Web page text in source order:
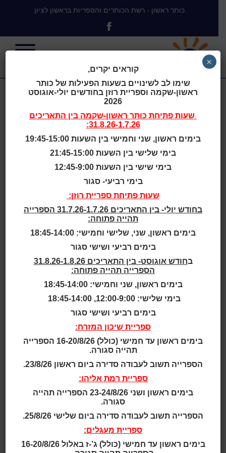
כותר ראשון - רשת הכותרים והספריות בראשון לציון
אירועים
ופעילויות
שעת סיפור יוגה – יוגה ושיאצו
ובמשחק>לבני 5 - 6
שעת סיפור יוגה – יוגה
בסיפור, בצליל ובמשחק
אוגוסט 2026
שישי
קוראים יקרים,
שימו לב לשינויים בשעות הפעילות של כותר
ראשון-שקמה וספריית רוזן בחודשים יולי-אוגוסט
2026
שעות פתיחת כותר ראשון-שקמה בין התאריכים
31.8.26-1.7.26:
בימים ראשון, שני וחמישי בין השעות 19:45-15:00
בימי שלישי בין השעות 21:45-15:00
בימי שישי בין השעות 12:45-9:00
בימי רביעי- סגור
שעות פתיחת ספריית רוזן:
בחודש יולי- בין התאריכים 31.7.26-1.7.26 הספרייה
תהייה פתוחה:
בימים ראשון, שני, שלישי וחמישי: 18:45-14:00
בימים רביעי ושישי סגור
ב
חודש אוגוסט- בין התאריכים 31.8.26-1.8.26
הספרייה תהייה פתוחה:
בימים ראשון, שני וחמישי: 18:45-14:00
בימי שלישי: 12:00-9:00, 18:45-14:00
בימים רביעי ושישי סגור
ספריית שיכון המזרח:
בימים ראשון עד חמישי (כולל) 16-20/8/26 הספרייה
תהייה סגורה.
הספרייה תשוב לעבודה סדירה ביום ראשון 23/8/26.
ספריית רמת אליהו:
בימים ראשון ושני 23-24/8/26 הספרייה תהייה
סגורה.
הספרייה תשוב לעבודה סדירה ביום שלישי 25/8/26.
ספריית מעגלים:
בימים ראשון עד חמישי (כולל) ג’-ז באלול 16-20/8/26
×